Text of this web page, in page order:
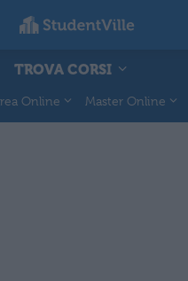
TROVA CORSI
Online Master Online